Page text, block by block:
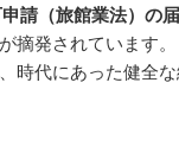
請（旅館業法）の
摘発されています。
時代にあった健全